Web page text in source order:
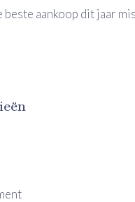
beste aankoop dit jaar